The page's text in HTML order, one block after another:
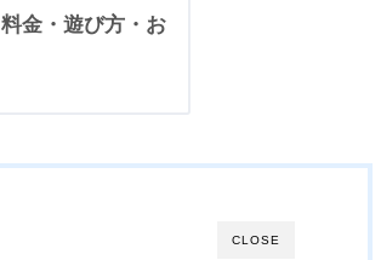
金・遊び方・お
CLOSE